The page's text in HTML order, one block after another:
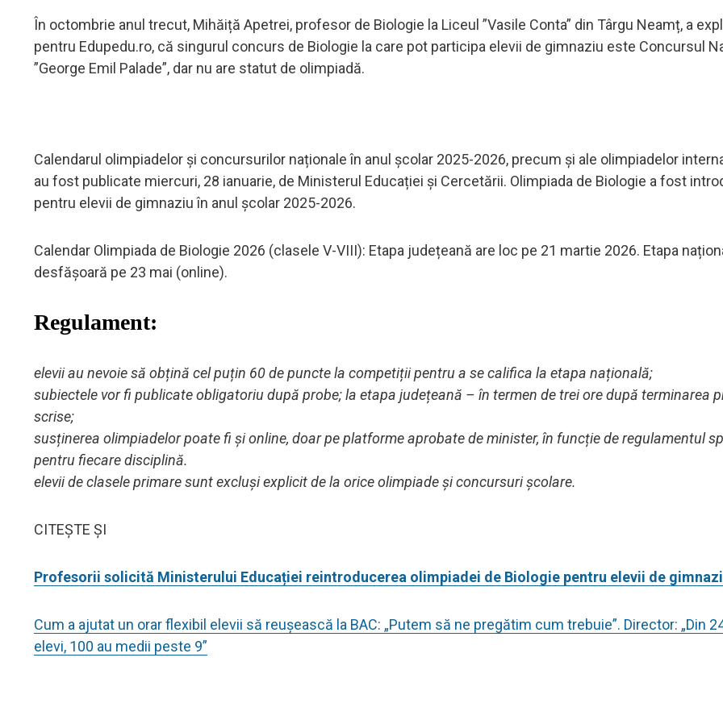
În octombrie anul trecut, Mihăiță Apetrei, profesor de Biologie la Liceul ”Vasile Conta” din Târgu Neamț, a
pentru Edupedu.ro, că singurul concurs de Biologie la care pot participa elevii de gimnaziu este Concursul
”George Emil Palade”, dar nu are statut de olimpiadă.
Calendarul olimpiadelor și concursurilor naționale în anul școlar 2025-2026, precum și ale olimpiadelor
au fost publicate miercuri, 28 ianuarie, de Ministerul Educației și Cercetării. Olimpiada de Biologie a fost
pentru elevii de gimnaziu în anul școlar 2025-2026.
Calendar Olimpiada de Biologie 2026 (clasele V-VIII): Etapa județeană are loc pe 21 martie 2026. Etapa
desfășoară pe 23 mai (online).
Regulament:
elevii au nevoie să obțină cel puțin 60 de puncte la competiții pentru a se califica la etapa națională;
subiectele vor fi publicate obligatoriu după probe; la etapa județeană – în termen de trei ore după terminarea
scrise;
susținerea olimpiadelor poate fi și online, doar pe platforme aprobate de minister, în funcție de regulamentul
pentru fiecare disciplină.
elevii de clasele primare sunt excluși explicit de la orice olimpiade și concursuri școlare.
CITEȘTE ȘI
Profesorii solicită Ministerului Educației reintroducerea olimpiadei de Biologie pentru elevii de
Cum a ajutat un orar flexibil elevii să reușească la BAC: „Putem să ne pregătim cum trebuie”. Director: „Din
elevi, 100 au medii peste 9”